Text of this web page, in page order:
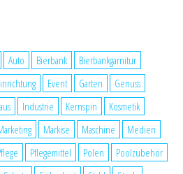
Auto Bierbank
Bierbankgarnitur
Event Garten
Genuss
Industrie Kernspin
Kosmetik
Markise Maschine
Medien
Pflegemittel Polen
Poolzubehör